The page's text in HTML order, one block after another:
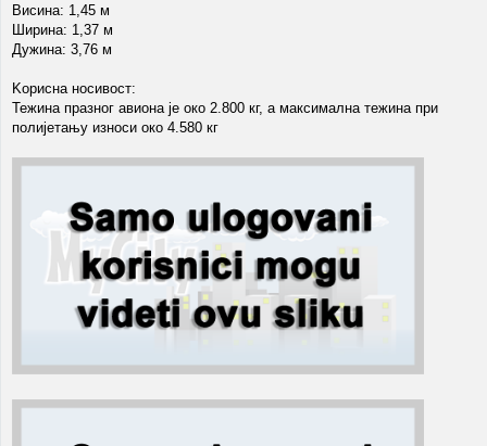
Висина: 1,45 м
Ширина: 1,37 м
Дужина: 3,76 м
Kорисна носивост:
Тежина празног авиона је око 2.800 кг, а максимална тежина при
полијетању износи око 4.580 кг